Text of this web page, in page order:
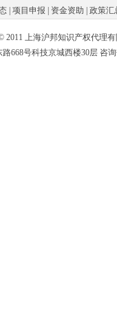
项目申报 资金资助 政策汇
2011 上海沪邦知识产权代理
668号科技京城西楼30层 咨